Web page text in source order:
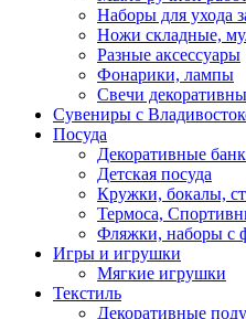
Наборы для ухода
Ножи складные,
Разные аксессуары
Фонарики, лампы
Свечи
Сувениры с
Посуда
Декоративные
Детская посуда
Кружки, бокалы,
Термоса,
Фляжки, наборы с
Игры и игрушки
Мягкие игрушки
Текстиль
Декоративные